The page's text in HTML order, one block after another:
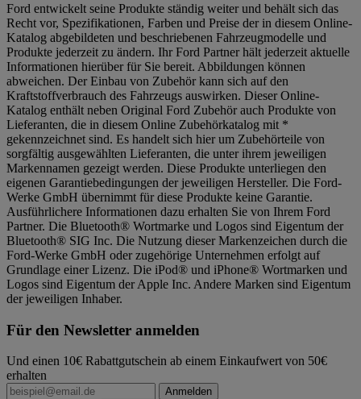
Ford entwickelt seine Produkte ständig weiter und behält sich das
Recht vor, Spezifikationen, Farben und Preise der in diesem Online-
Katalog abgebildeten und beschriebenen Fahrzeugmodelle und
Produkte jederzeit zu ändern. Ihr Ford Partner hält jederzeit aktuelle
Informationen hierüber für Sie bereit. Abbildungen können
abweichen. Der Einbau von Zubehör kann sich auf den
Kraftstoffverbrauch des Fahrzeugs auswirken. Dieser Online-
Katalog enthält neben Original Ford Zubehör auch Produkte von
Lieferanten, die in diesem Online Zubehörkatalog mit *
gekennzeichnet sind. Es handelt sich hier um Zubehörteile von
sorgfältig ausgewählten Lieferanten, die unter ihrem jeweiligen
Markennamen gezeigt werden. Diese Produkte unterliegen den
eigenen Garantiebedingungen der jeweiligen Hersteller. Die Ford-
Werke GmbH übernimmt für diese Produkte keine Garantie.
Ausführlichere Informationen dazu erhalten Sie von Ihrem Ford
Partner. Die Bluetooth® Wortmarke und Logos sind Eigentum der
Bluetooth® SIG Inc. Die Nutzung dieser Markenzeichen durch die
Ford-Werke GmbH oder zugehörige Unternehmen erfolgt auf
Grundlage einer Lizenz. Die iPod® und iPhone® Wortmarken und
Logos sind Eigentum der Apple Inc. Andere Marken sind Eigentum
der jeweiligen Inhaber.
Für den Newsletter anmelden
Und einen 10€ Rabattgutschein ab einem Einkaufwert von 50€
erhalten
Anmelden